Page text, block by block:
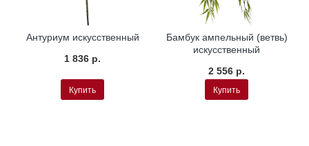
Антуриум искусственный
1 836 р.
Купить
Бамбук ампельный (ветвь)
искусственный
2 556 р.
Купить